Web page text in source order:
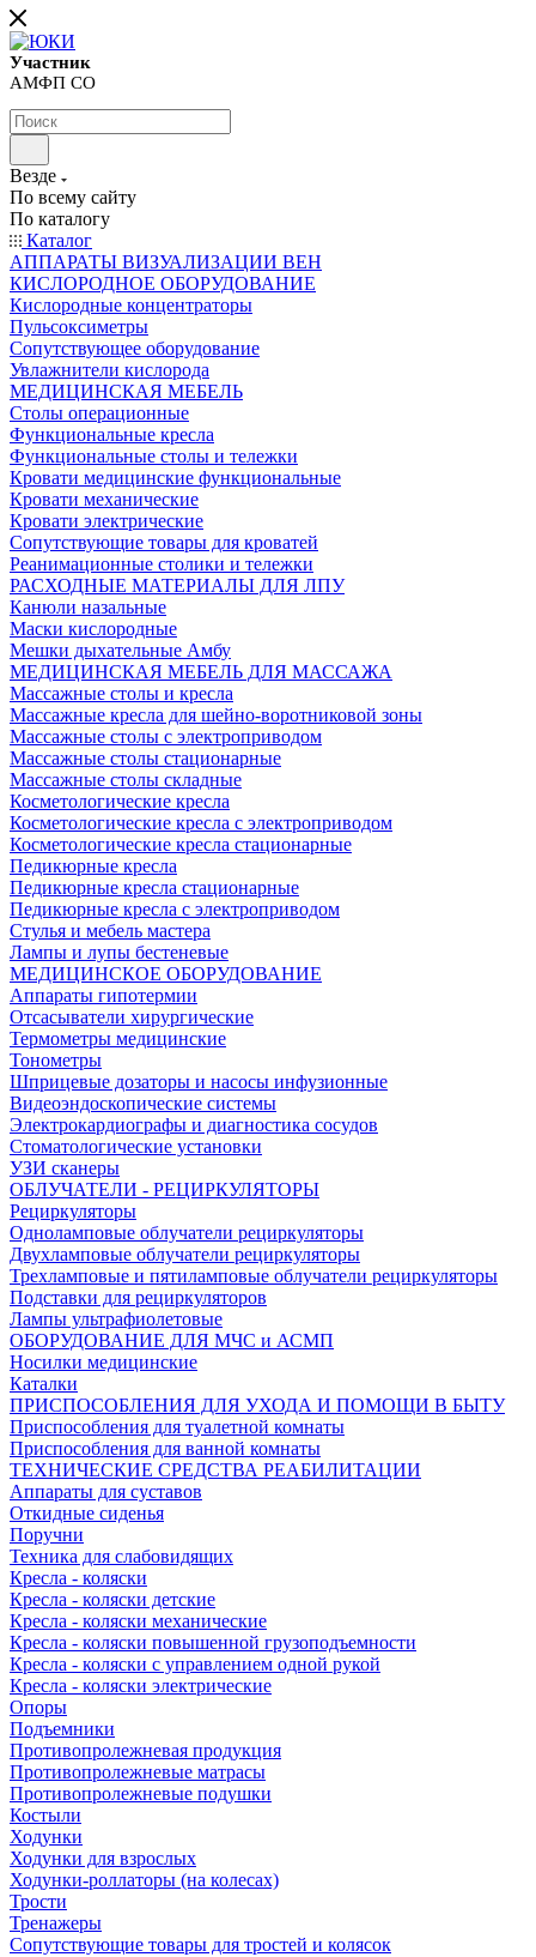
Участник
АМФП СО
Везде
По всему сайту
По каталогу
Каталог
АППАРАТЫ ВИЗУАЛИЗАЦИИ ВЕН
КИСЛОРОДНОЕ ОБОРУДОВАНИЕ
Кислородные концентраторы
Пульсоксиметры
Сопутствующее оборудование
Увлажнители кислорода
МЕДИЦИНСКАЯ МЕБЕЛЬ
Столы операционные
Функциональные кресла
Функциональные столы и тележки
Кровати медицинские функциональные
Кровати механические
Кровати электрические
Сопутствующие товары для кроватей
Реанимационные столики и тележки
РАСХОДНЫЕ МАТЕРИАЛЫ ДЛЯ ЛПУ
Канюли назальные
Маски кислородные
Мешки дыхательные Амбу
МЕДИЦИНСКАЯ МЕБЕЛЬ ДЛЯ МАССАЖА
Массажные столы и кресла
Массажные кресла для шейно-воротниковой зоны
Массажные столы с электроприводом
Массажные столы стационарные
Массажные столы складные
Косметологические кресла
Косметологические кресла с электроприводом
Косметологические кресла стационарные
Педикюрные кресла
Педикюрные кресла стационарные
Педикюрные кресла с электроприводом
Стулья и мебель мастера
Лампы и лупы бестеневые
МЕДИЦИНСКОЕ ОБОРУДОВАНИЕ
Аппараты гипотермии
Отсасыватели хирургические
Термометры медицинские
Тонометры
Шприцевые дозаторы и насосы инфузионные
Видеоэндоскопические системы
Электрокардиографы и диагностика сосудов
Стоматологические установки
УЗИ сканеры
ОБЛУЧАТЕЛИ - РЕЦИРКУЛЯТОРЫ
Рециркуляторы
Одноламповые облучатели рециркуляторы
Двухламповые облучатели рециркуляторы
Трехламповые и пятиламповые облучатели рециркуляторы
Подставки для рециркуляторов
Лампы ультрафиолетовые
ОБОРУДОВАНИЕ ДЛЯ МЧС и АСМП
Носилки медицинские
Каталки
ПРИСПОСОБЛЕНИЯ ДЛЯ УХОДА И ПОМОЩИ В БЫТУ
Приспособления для туалетной комнаты
Приспособления для ванной комнаты
ТЕХНИЧЕСКИЕ СРЕДСТВА РЕАБИЛИТАЦИИ
Аппараты для суставов
Откидные сиденья
Поручни
Техника для слабовидящих
Кресла - коляски
Кресла - коляски детские
Кресла - коляски механические
Кресла - коляски повышенной грузоподъемности
Кресла - коляски с управлением одной рукой
Кресла - коляски электрические
Опоры
Подъемники
Противопролежневая продукция
Противопролежневые матрасы
Противопролежневые подушки
Костыли
Ходунки
Ходунки для взрослых
Ходунки-роллаторы (на колесах)
Трости
Тренажеры
Сопутствующие товары для тростей и колясок